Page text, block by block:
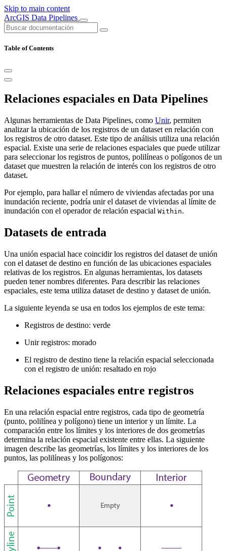
Skip to main content
ArcGIS Data Pipelines
Table of Contents
Relaciones espaciales en Data Pipelines
Algunas herramientas de Data Pipelines, como Unir, permiten
analizar la ubicación de los registros de un dataset en relación con
los registros de otro dataset. Este tipo de análisis utiliza una relación
espacial. Existe una serie de relaciones espaciales que puede utilizar
para seleccionar los registros de puntos, polilíneas o polígonos de un
dataset que muestren la relación de interés con los registros de otro
dataset.
Por ejemplo, para hallar el número de viviendas afectadas por una
inundación reciente, podría unir el dataset de viviendas al límite de
inundación con el operador de relación espacial Within.
Datasets de entrada
Una unión espacial hace coincidir los registros del dataset de unión
con el dataset de destino en función de las ubicaciones espaciales
relativas de los registros. En algunas herramientas, los datasets
pueden tener nombres diferentes. Para describir las relaciones
espaciales, este tema utiliza dataset de destino y dataset de unión.
La siguiente leyenda se usa en todos los ejemplos de este tema:
Registros de destino: verde
Unir registros: morado
El registro de destino tiene la relación espacial seleccionada
con el registro de unión: resaltado en rojo
Relaciones espaciales entre registros
En una relación espacial entre registros, cada tipo de geometría
(punto, polilínea y polígono) tiene un interior y un límite. La
comparación entre los límites y los interiores de dos geometrías
determina la relación espacial existente entre ellas. La siguiente
imagen describe las geometrías, los límites y los interiores de los
puntos, las polilíneas y los polígonos: